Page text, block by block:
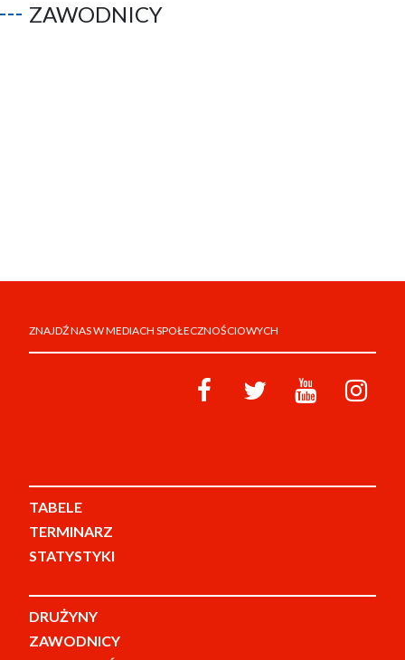
ZAWODNICY
ZNAJDŹ NAS W MEDIACH SPOŁECZNOŚCIOWYCH
TABELE
TERMINARZ
STATYSTYKI
DRUŻYNY
ZAWODNICY